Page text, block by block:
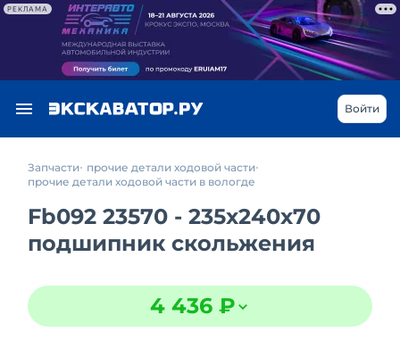
РЕКЛАМА
Войти
Запчасти прочие детали ходовой части
прочие детали ходовой части в вологде
Fb092 23570 - 235x240x70
подшипник скольжения
4 436 ₽